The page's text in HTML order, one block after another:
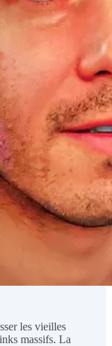
les vieilles
massifs. La